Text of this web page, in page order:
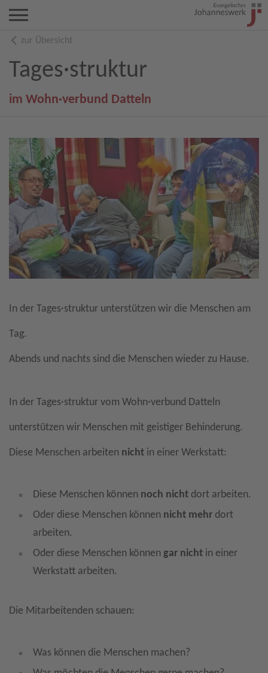
zur Übersicht
Tages·struktur
im Wohn·verbund Datteln
In der Tages·struktur unterstützen wir die Menschen am
Tag.
Abends und nachts sind die Menschen wieder zu Hause.
In der Tages·struktur vom Wohn·verbund Datteln
unterstützen wir Menschen mit geistiger Behinderung.
Diese Menschen arbeiten nicht in einer Werkstatt:
Diese Menschen können noch nicht dort arbeiten.
Oder diese Menschen können nicht mehr dort
arbeiten.
Oder diese Menschen können gar nicht in einer
Werkstatt arbeiten.
Die Mitarbeitenden schauen:
Was können die Menschen machen?